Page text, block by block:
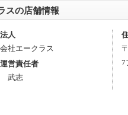
では各種クレジットカード・ペイペ
部、異なりますのでご注意ください。
スの店舗情報
人
社エークラス
営責任者
武志
〒
7